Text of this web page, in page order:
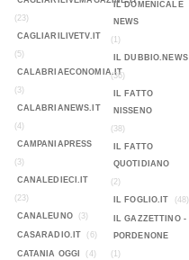
(23)
CAGLIARILIVETV.IT
(5)
CALABRIAECONOMIA.IT
(3)
CALABRIANEWS.IT
(4)
CAMPANIAPRESS
(3)
CANALEDIECI.IT
(23)
CANALEUNO
(3)
CASARADIO.IT (6)
CATANIA OGGI (4)
IL DOMENICALE
NEWS
(1)
IL DUBBIO.NEWS
(36)
IL FATTO
NISSENO
(38)
IL FATTO
QUOTIDIANO
(2)
IL FOGLIO.IT
(48)
IL GAZZETTINO -
PORDENONE
(1)